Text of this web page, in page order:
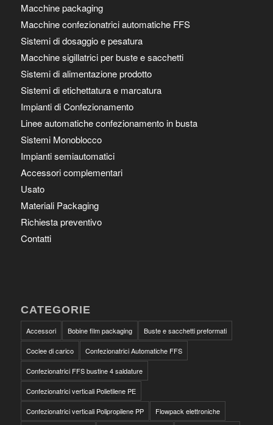
Macchine packaging
Macchine confezionatrici automatiche FFS
Sistemi di dosaggio e pesatura
Macchine sigillatrici per buste e sacchetti
Sistemi di alimentazione prodotto
Sistemi di etichettatura e marcatura
Impianti di Confezionamento
Linee automatiche confezionamento in busta
Sistemi Monoblocco
Impianti semiautomatici
Accessori complementari
Usato
Materiali Packaging
Richiesta preventivo
Contatti
CATEGORIE
Accessori Bobine film packaging Buste e sacchetti preformati
Coclee di carico Confezionatrici Automatiche FFS
Confezionatrici FFS bustine 4 saldature
Confezionatrici verticali Polietilene PE
Confezionatrici verticali Polipropilene PP Flowpack elettroniche